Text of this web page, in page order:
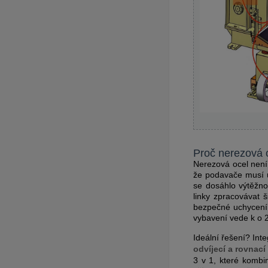
Proč nerezová
Nerezová ocel
že podavače musí
se dosáhlo
linky zpracovávat
bezpečné
vybavení vede k o
Ideální řešení?
odvíjecí a rovnací
3 v 1, které